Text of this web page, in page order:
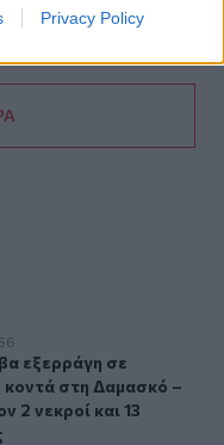
Privacy Policy
Αυτό που συμβαίνει
κοντά στη
εξερράγη σε
εξερράγη σε
στη Δαμασκό –
2 νεκροί και 13